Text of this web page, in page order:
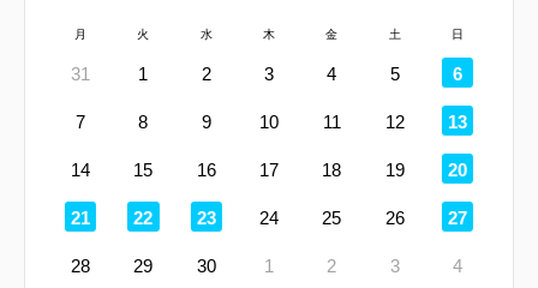
月 火 水 木 金 土 日
31 1 2 3 4 5 6
定
休
日
7 8 9 10 11 12 13
定
休
日
14 15 16 17 18 19 20
定
休
日
21
定
休
日
22
定
休
日
23
定
休
日
24 25 26 27
定
休
日
28 29 30 1 2 3 4